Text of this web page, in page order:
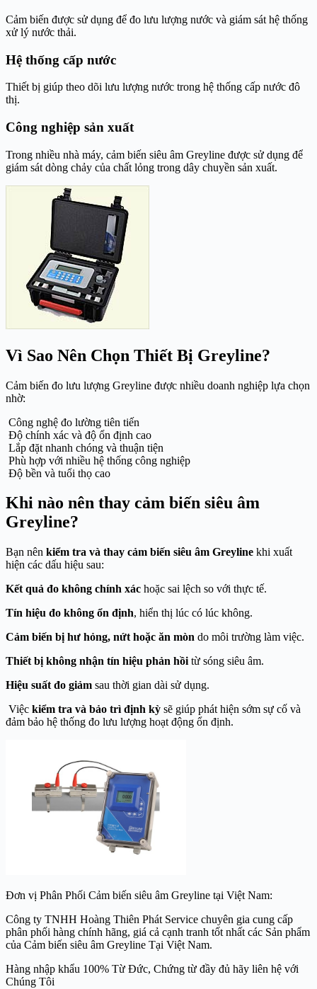
Cảm biến được sử dụng để đo lưu lượng nước và giám sát hệ thống
xử lý nước thải.
Hệ thống cấp nước
Thiết bị giúp theo dõi lưu lượng nước trong hệ thống cấp nước đô
thị.
Công nghiệp sản xuất
Trong nhiều nhà máy, cảm biến siêu âm Greyline được sử dụng để
giám sát dòng chảy của chất lỏng trong dây chuyền sản xuất.
Vì Sao Nên Chọn Thiết Bị Greyline?
Cảm biến đo lưu lượng Greyline được nhiều doanh nghiệp lựa chọn
nhờ:
Công nghệ đo lường tiên tiến
Độ chính xác và độ ổn định cao
Lắp đặt nhanh chóng và thuận tiện
Phù hợp với nhiều hệ thống công nghiệp
Độ bền và tuổi thọ cao
Khi nào nên thay cảm biến siêu âm
Greyline?
Bạn nên kiểm tra và thay cảm biến siêu âm Greyline khi xuất
hiện các dấu hiệu sau:
Kết quả đo không chính xác hoặc sai lệch so với thực tế.
Tín hiệu đo không ổn định, hiển thị lúc có lúc không.
Cảm biến bị hư hỏng, nứt hoặc ăn mòn do môi trường làm việc.
Thiết bị không nhận tín hiệu phản hồi từ sóng siêu âm.
Hiệu suất đo giảm sau thời gian dài sử dụng.
Việc kiểm tra và bảo trì định kỳ sẽ giúp phát hiện sớm sự cố và
đảm bảo hệ thống đo lưu lượng hoạt động ổn định.
Đơn vị Phân Phối Cảm biến siêu âm Greyline tại Việt Nam:
Công ty TNHH Hoàng Thiên Phát Service chuyên gia cung cấp
phân phối hàng chính hãng, giá cả cạnh tranh tốt nhất các Sản phẩm
của Cảm biến siêu âm Greyline Tại Việt Nam.
Hàng nhập khẩu 100% Từ Đức, Chứng từ đầy đủ hãy liên hệ với
Chúng Tôi